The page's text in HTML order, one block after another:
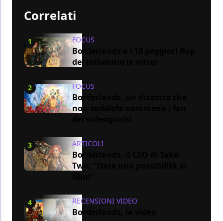
Correlati
1 FOCUS
Borderlands e i 10 peggiori flop
del millennio (e oltre)
2 FOCUS
Borderlands, un disastro che
non soddisfa nemmeno i fan
3 ARTICOLI
Borderlands, il CEO di Take-
Two: "Date una possibilità al
4 RECENSIONI VIDEO
Borderlands, la video